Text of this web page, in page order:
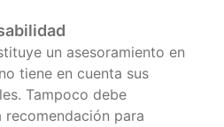
un asesoramiento en
tiene en cuenta sus
Tampoco debe
para